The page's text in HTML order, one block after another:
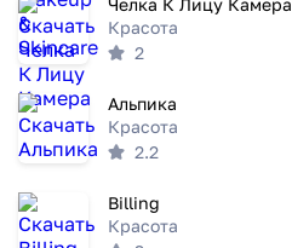
Челка К Лицу Камера
Красота
2
Альпика
Красота
2.2
Billing
Красота